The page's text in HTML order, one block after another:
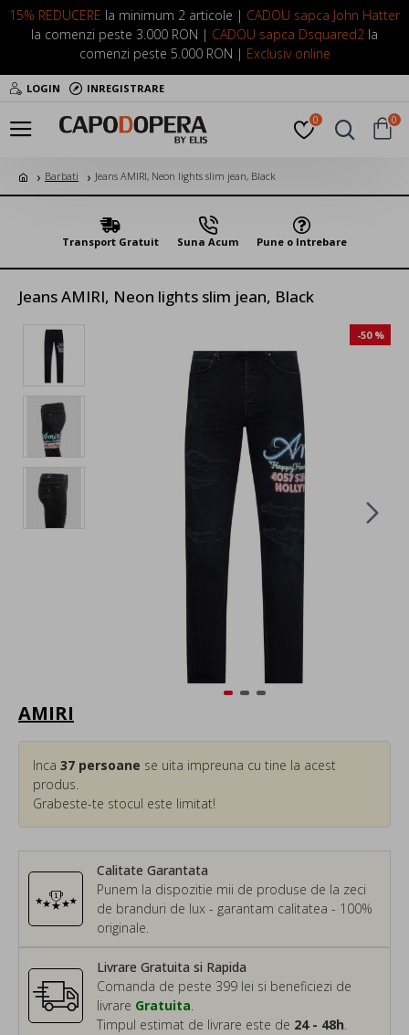
15% REDUCERE la minimum 2 articole | CADOU sapca John Hatter
la comenzi peste 3.000 RON | CADOU sapca Dsquared2 la
comenzi peste 5.000 RON | Exclusiv online
LOGIN INREGISTRARE
0 0
Barbati Jeans AMIRI, Neon lights slim jean, Black
Transport Gratuit Suna Acum Pune o Intrebare
Jeans AMIRI, Neon lights slim jean, Black
-50 %
AMIRI
Calitate Garantata
Punem la dispozitie mii de produse de la zeci
de branduri de lux - garantam calitatea - 100%
originale.
Inca 37 persoane se uita impreuna cu tine la acest
produs.
Grabeste-te stocul este limitat!
Livrare Gratuita si Rapida
Comanda de peste 399 lei si beneficiezi de
livrare Gratuita.
Timpul estimat de livrare este de 24 - 48h.